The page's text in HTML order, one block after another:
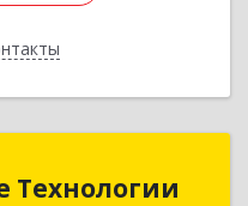
Технологии